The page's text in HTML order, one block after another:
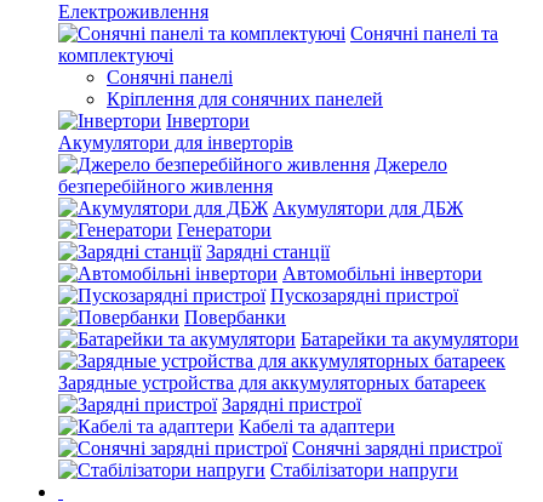
Електроживлення
Сонячні панелі та
комплектуючі
Сонячні панелі
Кріплення для сонячних панелей
Інвертори
Акумулятори для інверторів
Джерело
безперебійного живлення
Акумулятори для ДБЖ
Генератори
Зарядні станції
Автомобільні інвертори
Пускозарядні пристрої
Повербанки
Батарейки та акумулятори
Зарядные устройства для аккумуляторных батареек
Зарядні пристрої
Кабелі та адаптери
Сонячні зарядні пристрої
Стабілізатори напруги